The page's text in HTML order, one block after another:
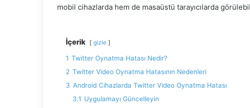
mobil cihazlarda hem de masaüstü tarayıcılarda
İçerik gizle
1 Twitter Oynatma Hatası Nedir?
2 Twitter Video Oynatma Hatasının Nedenleri
3 Android Cihazlarda Twitter Video Oynatma Hatası
3.1 Uygulamayı Güncelleyin